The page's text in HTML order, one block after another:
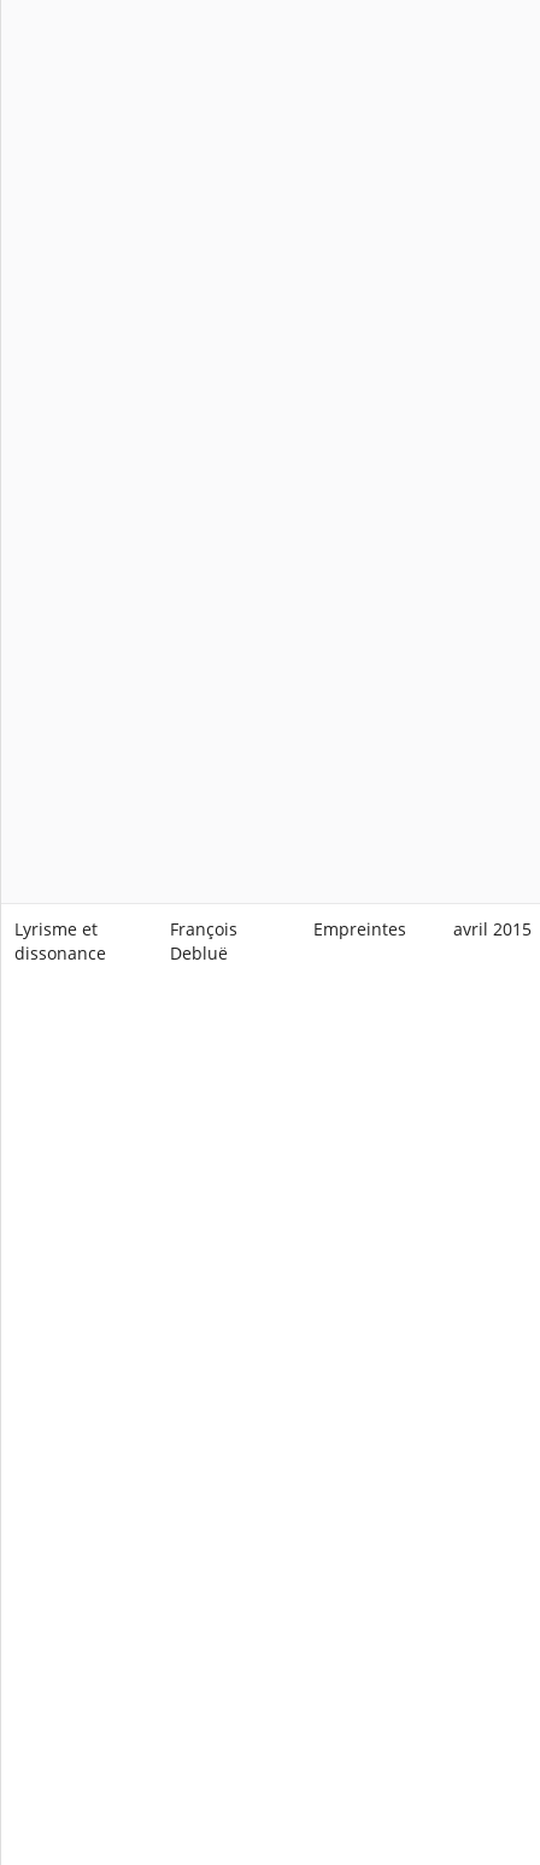
Lyrisme et
dissonance
François
Debluë
Empreintes avril 2015